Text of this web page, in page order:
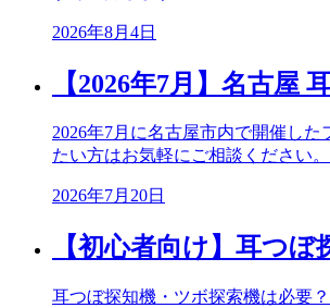
2026年8月4日
【2026年7月】名古屋
2026年7月に名古屋市内で開催し
たい方はお気軽にご相談ください。
2026年7月20日
【初心者向け】耳つ
耳つぼ探知機・ツボ探索機は必要